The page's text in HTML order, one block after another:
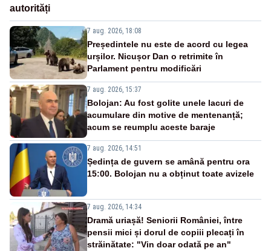
autorități
7 aug. 2026, 18:08
Președintele nu este de acord cu legea
urșilor. Nicușor Dan o retrimite în
Parlament pentru modificări
7 aug. 2026, 15:37
Bolojan: Au fost golite unele lacuri de
acumulare din motive de mentenanță;
acum se reumplu aceste baraje
7 aug. 2026, 14:51
Ședința de guvern se amână pentru ora
15:00. Bolojan nu a obținut toate avizele
7 aug. 2026, 14:34
Dramă uriașă! Seniorii României, între
pensii mici și dorul de copiii plecați în
străinătate: "Vin doar odată pe an"